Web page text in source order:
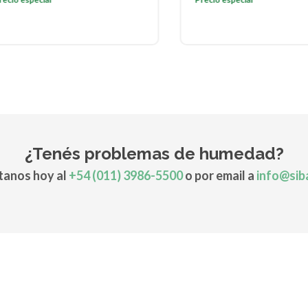
¿Tenés problemas de humedad?
hoy al +54 (011) 3986-5500o por email a